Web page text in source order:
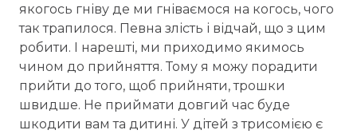
якогось гніву де ми гніваємося на когось, чого
так трапилося. Певна злість і відчай, що з цим
робити. І нарешті, ми приходимо якимось
чином до прийняття. Тому я можу порадити
прийти до того, щоб прийняти, трошки
швидше. Не приймати довгий час буде
шкодити вам та дитині. У дітей з трисомією є